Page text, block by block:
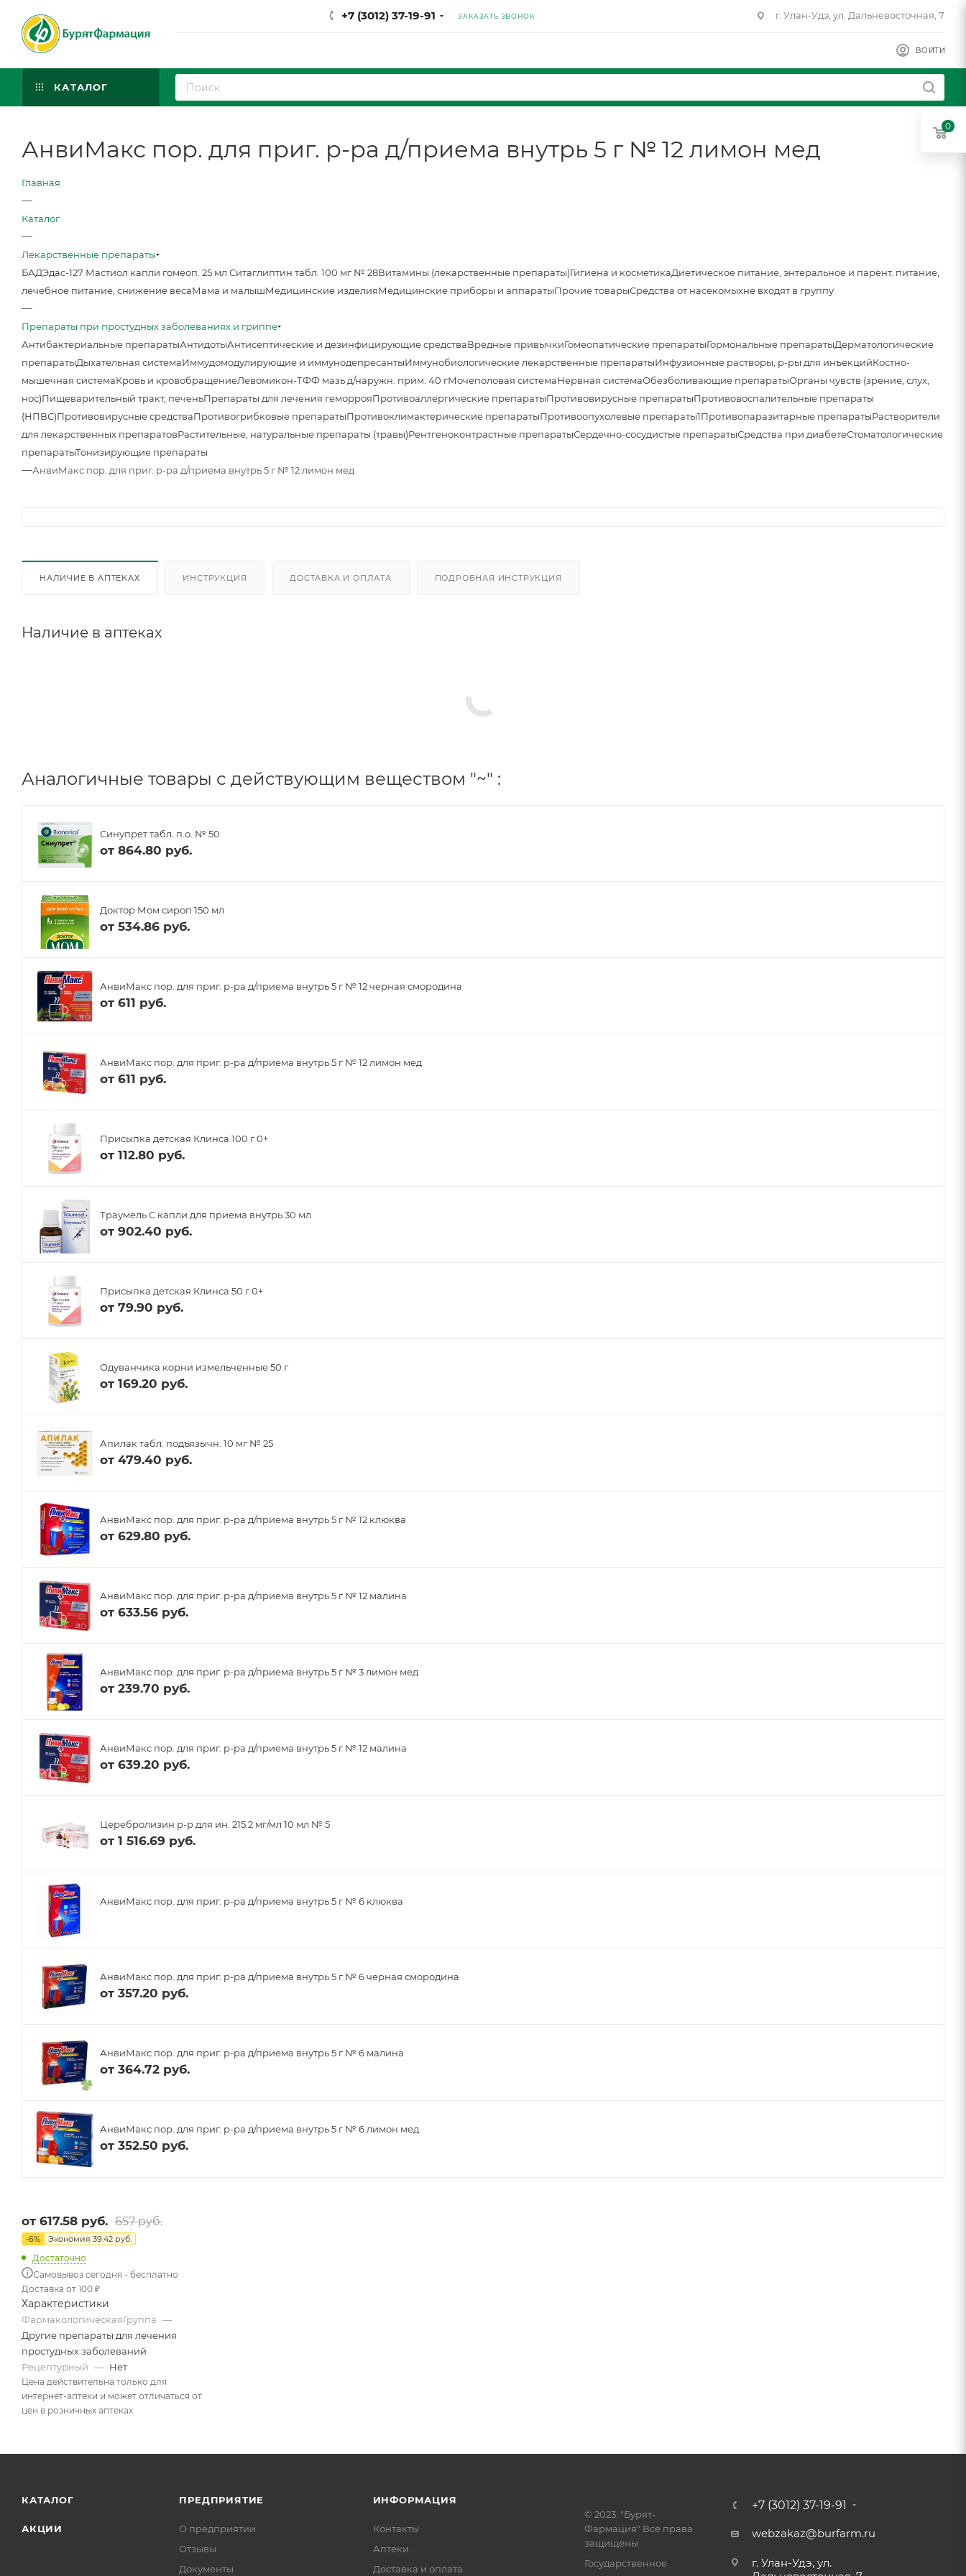
+7 (3012) 37-19-91 ЗАКАЗАТЬ ЗВОНОК г. Улан-Удэ, ул. Дальневосточная, 7
ВОЙТИ
КАТАЛОГ
АнвиМакс пор. для приг. р-ра д/приема внутрь 5 г № 12 лимон мед
Главная
—
Каталог
—
Лекарственные препараты
БАДЭдас-127 Мастиол капли гомеоп. 25 мл Ситаглиптин табл. 100 мг № 28Витамины (лекарственные препараты)Гигиена и косметикаДиетическое питание, энтеральное и парент. питание,
лечебное питание, снижение весаМама и малышМедицинские изделияМедицинские приборы и аппаратыПрочие товарыСредства от насекомыхне входят в группу
—
Препараты при простудных заболеваниях и гриппе
Антибактериальные препаратыАнтидотыАнтисептические и дезинфицирующие средстваВредные привычкиГомеопатические препаратыГормональные препаратыДерматологические
препаратыДыхательная системаИммудомодулирующие и иммунодепресантыИммунобиологические лекарственные препаратыИнфузионные растворы, р-ры для инъекцийКостно-
мышечная системаКровь и кровобращениеЛевомикон-ТФФ мазь д/наружн. прим. 40 гМочеполовая системаНервная системаОбезболивающие препаратыОрганы чувств (зрение, слух,
нос)Пищеварительный тракт, печеньПрепараты для лечения геморрояПротивоаллергические препаратыПротивовирусные препаратыПротивовоспалительные препараты
(НПВС)Противовирусные средстваПротивогрибковые препаратыПротивоклимактерические препаратыПротивоопухолевые препараты1Противопаразитарные препаратыРастворители
для лекарственных препаратовРастительные, натуральные препараты (травы)Рентгеноконтрастные препаратыСердечно-сосудистые препаратыСредства при диабетеСтоматологические
препаратыТонизирующие препараты
—АнвиМакс пор. для приг. р-ра д/приема внутрь 5 г № 12 лимон мед
НАЛИЧИЕ В АПТЕКАХ ИНСТРУКЦИЯ ДОСТАВКА И ОПЛАТА ПОДРОБНАЯ ИНСТРУКЦИЯ
Наличие в аптеках
Аналогичные товары с действующим веществом "~" :
Синупрет табл. п.о. № 50
от 864.80 руб.
Доктор Мом сироп 150 мл
от 534.86 руб.
АнвиМакс пор. для приг. р-ра д/приема внутрь 5 г № 12 черная смородина
от 611 руб.
АнвиМакс пор. для приг. р-ра д/приема внутрь 5 г № 12 лимон мед
от 611 руб.
Присыпка детская Клинса 100 г 0+
от 112.80 руб.
Траумель С капли для приема внутрь 30 мл
от 902.40 руб.
Присыпка детская Клинса 50 г 0+
от 79.90 руб.
Одуванчика корни измельченные 50 г
от 169.20 руб.
Апилак табл. подъязычн. 10 мг № 25
от 479.40 руб.
АнвиМакс пор. для приг. р-ра д/приема внутрь 5 г № 12 клюква
от 629.80 руб.
АнвиМакс пор. для приг. р-ра д/приема внутрь 5 г № 12 малина
от 633.56 руб.
АнвиМакс пор. для приг. р-ра д/приема внутрь 5 г № 3 лимон мед
от 239.70 руб.
АнвиМакс пор. для приг. р-ра д/приема внутрь 5 г № 12 малина
от 639.20 руб.
Церебролизин р-р для ин. 215.2 мг/мл 10 мл № 5
от 1 516.69 руб.
АнвиМакс пор. для приг. р-ра д/приема внутрь 5 г № 6 клюква
АнвиМакс пор. для приг. р-ра д/приема внутрь 5 г № 6 черная смородина
от 357.20 руб.
АнвиМакс пор. для приг. р-ра д/приема внутрь 5 г № 6 малина
от 364.72 руб.
АнвиМакс пор. для приг. р-ра д/приема внутрь 5 г № 6 лимон мед
от 352.50 руб.
от 617.58 руб. 657 руб.
-6% Экономия 39.42 руб.
Достаточно
Самовывоз сегодня - бесплатно
Доставка от 100 ₽
Характеристики
ФармакологическаяГруппа —
Другие препараты для лечения
простудных заболеваний
Рецептурный — Нет
Цена действительна только для
интернет-аптеки и может отличаться от
цен в розничных аптеках
КАТАЛОГ
АКЦИИ
ПРЕДПРИЯТИЕ
О предприятии
Отзывы
Документы
ИНФОРМАЦИЯ
Контакты
Аптеки
Доставка и оплата
© 2023. "Бурят-
Фармация" Все права
защищены
Государственное
+7 (3012) 37-19-91
webzakaz@burfarm.ru
г. Улан-Удэ, ул.
0